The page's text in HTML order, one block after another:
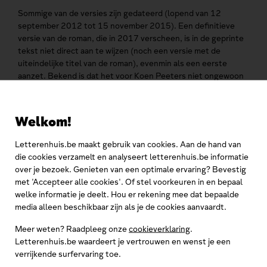
Welkom!
Letterenhuis.be maakt gebruik van cookies. Aan de hand van
die cookies verzamelt en analyseert letterenhuis.be informatie
over je bezoek. Genieten van een optimale ervaring? Bevestig
met 'Accepteer alle cookies'. Of stel voorkeuren in en bepaal
welke informatie je deelt. Hou er rekening mee dat bepaalde
media alleen beschikbaar zijn als je de cookies aanvaardt.
Meer weten? Raadpleeg onzecookieverklaring.
Letterenhuis.be waardeert je vertrouwen en wenst je een
verrijkende surfervaring toe.
Sommige van de versies zijn gedateerd (lopend van 12
september 2012 tot 15 november 2015). Een definitieve
versie van de roman, die in 2017 verscheen, is in de geprinte
tekst niet direct aan te wijzen (noch een versie met de
uiteindelijke titel van de roman), evenmin als een eerste
aanzet. Bekend is dat het voor Koen Peeters niet ongewoon
onderzoek uiteraard niet vergemakkelijkt.
digitale versies van de roman – de e-manuscripts –, inclusief
(digitale) briefwisseling en foto’s (in een
powerpointdocument) die verband houden met de
achtergrond of het ontstaan van de roman. De verhouding
tussen de e-manuscripts en de geprinte en met de hand
verbeterde versies biedt veel stof tot nader onderzoek –
evenals de vraag of met deze al met al tóch nog relatief
beperkte (want lang niet volledige) maar complexe informatie
het ontstaan van de roman kan worden nagegaan.